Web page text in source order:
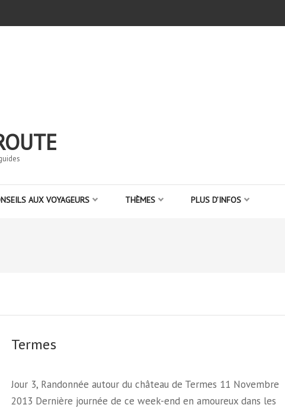
AUX VOYAGEURS THÈMES PLUS D’INFOS
Termes
Jour 3, Randonnée autour du château de Termes 11 Novembre
2013 Dernière journée de ce week-end en amoureux dans les